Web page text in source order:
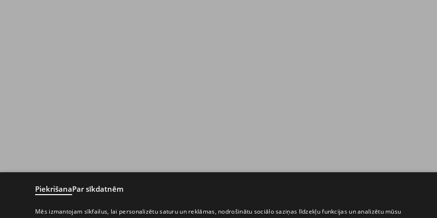
PiekrišanaPar sīkdatnēm
Mēs izmantojam sīkfailus, lai personalizētu saturu un reklāmas, nodrošinātu sociālo saziņas līdzekļu funkcijas un analizētu mūsu